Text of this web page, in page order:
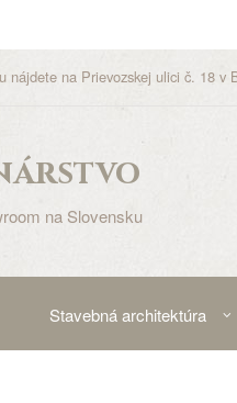
nájdete na Prievozskej ulici č. 18 v
na Slovensku
Stavebná architektúra